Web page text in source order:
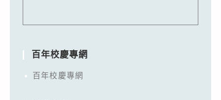
百年校慶專網
百年校慶專網